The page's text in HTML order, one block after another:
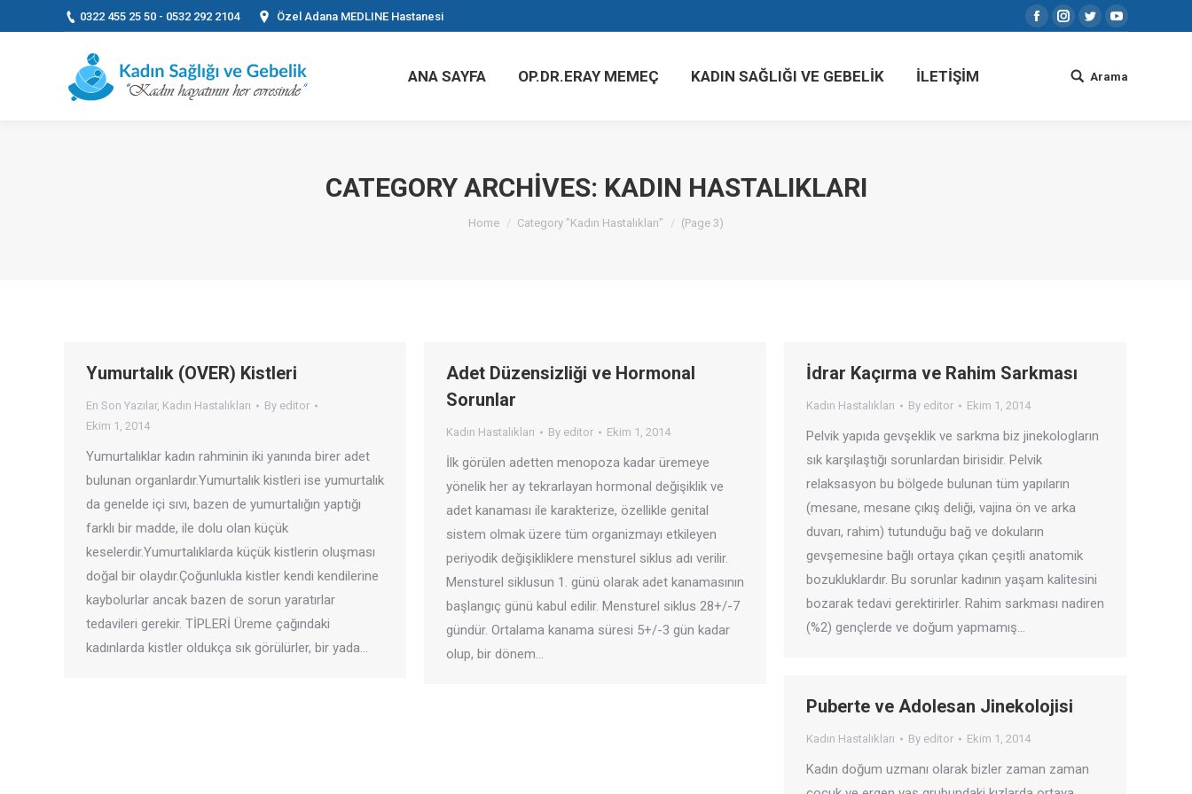
0322 455 25 50 - 0532 292 2104 Özel Adana MEDLINE Hastanesi Facebook
Instagram
TwitterYouTube
ANA SAYFA OP.DR.ERAY MEMEÇ KADIN SAĞLIĞI VE GEBELİK İLETİŞİM Search:
Arama
CATEGORY ARCHIVES: KADIN HASTALIKLARI
Home Category "Kadın Hastalıkları" (Page 3)
Yumurtalık (OVER) Kistleri
En Son Yazılar, Kadın Hastalıkları By editor
Ekim 1, 2014
Yumurtalıklar kadın rahminin iki yanında birer adet
bulunan organlardır.Yumurtalık kistleri ise yumurtalık
da genelde içi sıvı, bazen de yumurtalığın yaptığı
farklı bir madde, ile dolu olan küçük
keselerdir.Yumurtalıklarda küçük kistlerin oluşması
doğal bir olaydır.Çoğunlukla kistler kendi kendilerine
kaybolurlar ancak bazen de sorun yaratırlar
tedavileri gerekir. TİPLERİ Üreme çağındaki
kadınlarda kistler oldukça sık görülürler, bir yada…
Adet Düzensizliği ve Hormonal
Sorunlar
Kadın Hastalıkları By editor Ekim 1, 2014
İlk görülen adetten menopoza kadar üremeye
yönelik her ay tekrarlayan hormonal değişiklik ve
adet kanaması ile karakterize, özellikle genital
sistem olmak üzere tüm organizmayı etkileyen
periyodik değişikliklere mensturel siklus adı verilir.
Mensturel siklusun 1. günü olarak adet kanamasının
başlangıç günü kabul edilir. Mensturel siklus 28+/-7
gündür. Ortalama kanama süresi 5+/-3 gün kadar
olup, bir dönem…
İdrar Kaçırma ve Rahim Sarkması
Kadın Hastalıkları By editor Ekim 1, 2014
Pelvik yapıda gevşeklik ve sarkma biz jinekologların
sık karşılaştığı sorunlardan birisidir. Pelvik
relaksasyon bu bölgede bulunan tüm yapıların
(mesane, mesane çıkış deliği, vajina ön ve arka
duvarı, rahim) tutunduğu bağ ve dokuların
gevşemesine bağlı ortaya çıkan çeşitli anatomik
bozukluklardır. Bu sorunlar kadının yaşam kalitesini
bozarak tedavi gerektirirler. Rahim sarkması nadiren
(%2) gençlerde ve doğum yapmamış…
Puberte ve Adolesan Jinekolojisi
Kadın Hastalıkları By editor Ekim 1, 2014
Kadın doğum uzmanı olarak bizler zaman zaman
ANA SAYFA OP.DR.ERAY MEMEÇ KADIN SAĞLIĞI VE GEBELİK İLETİŞİM Search:
Arama